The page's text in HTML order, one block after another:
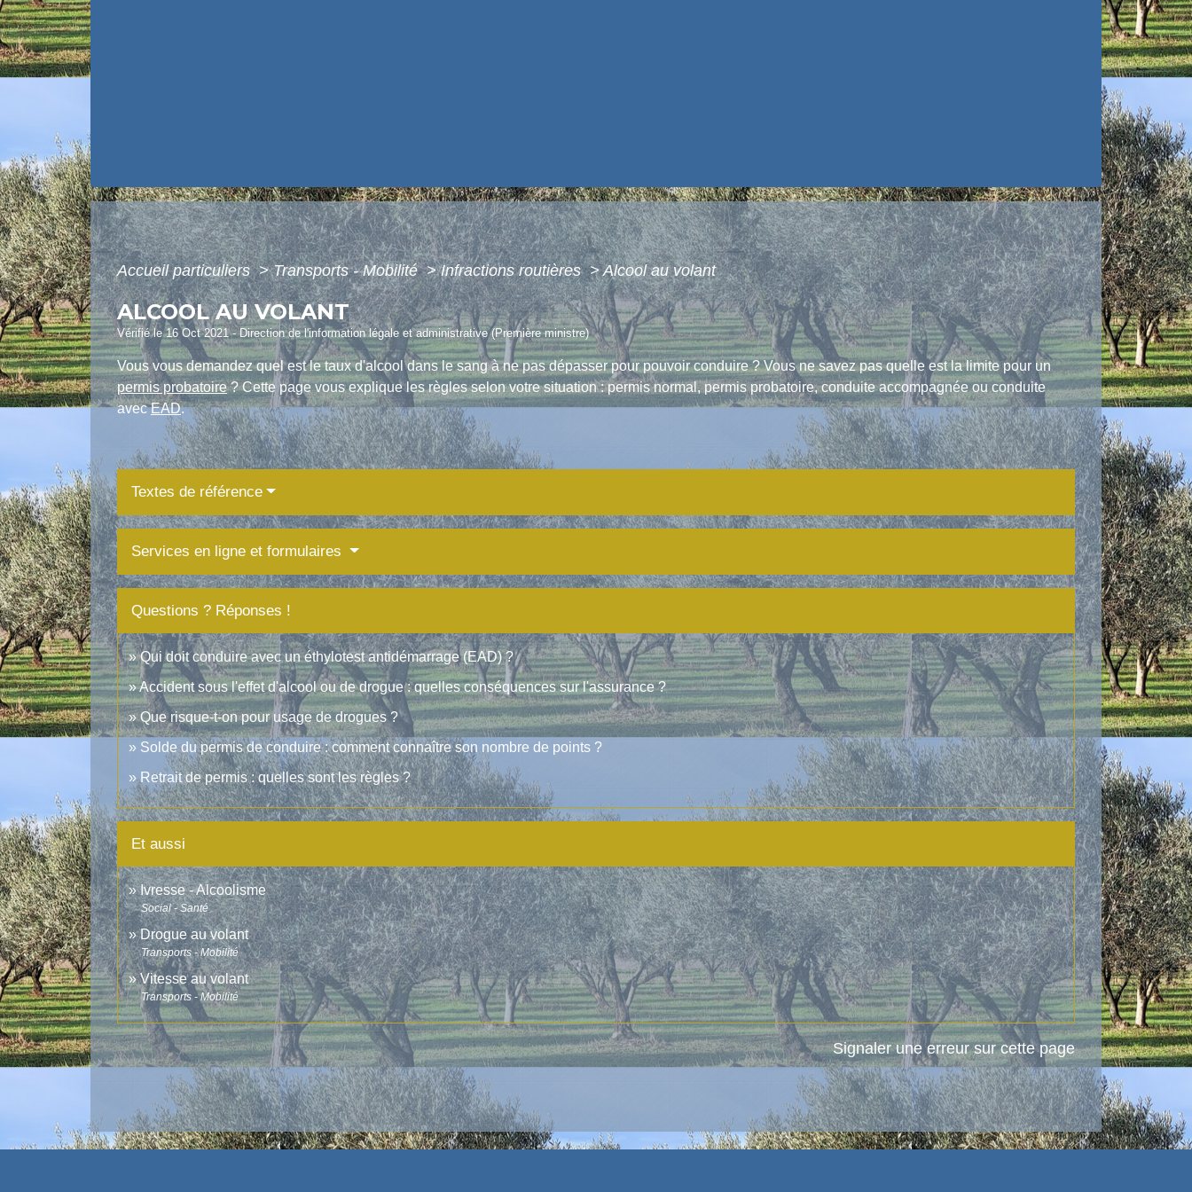
Accueil particuliers> Transports - Mobilité> Infractions routières> Alcool au volant
ALCOOL AU VOLANT
Vérifié le 16 Oct 2021 - Direction de l'information légale et administrative (Première ministre)
Vous vous demandez quel est le taux d'alcool dans le sang à ne pas dépasser pour pouvoir conduire ? Vous ne savez pas quelle est la limite pour un
permis probatoire? Cette page vous explique les règles selon votre situation : permis normal, permis probatoire, conduite accompagnée ou conduite
avecEAD.
Textes de référence
Services en ligne et formulaires
Questions ? Réponses !
Qui doit conduire avec un éthylotest antidémarrage (EAD) ?
Accident sous l'effet d'alcool ou de drogue : quelles conséquences sur l'assurance ?
Que risque-t-on pour usage de drogues ?
Solde du permis de conduire : comment connaître son nombre de points ?
Retrait de permis : quelles sont les règles ?
Et aussi
Ivresse - Alcoolisme
Social - Santé
Drogue au volant
Transports - Mobilité
Vitesse au volant
Transports - Mobilité
Signaler une erreur sur cette page